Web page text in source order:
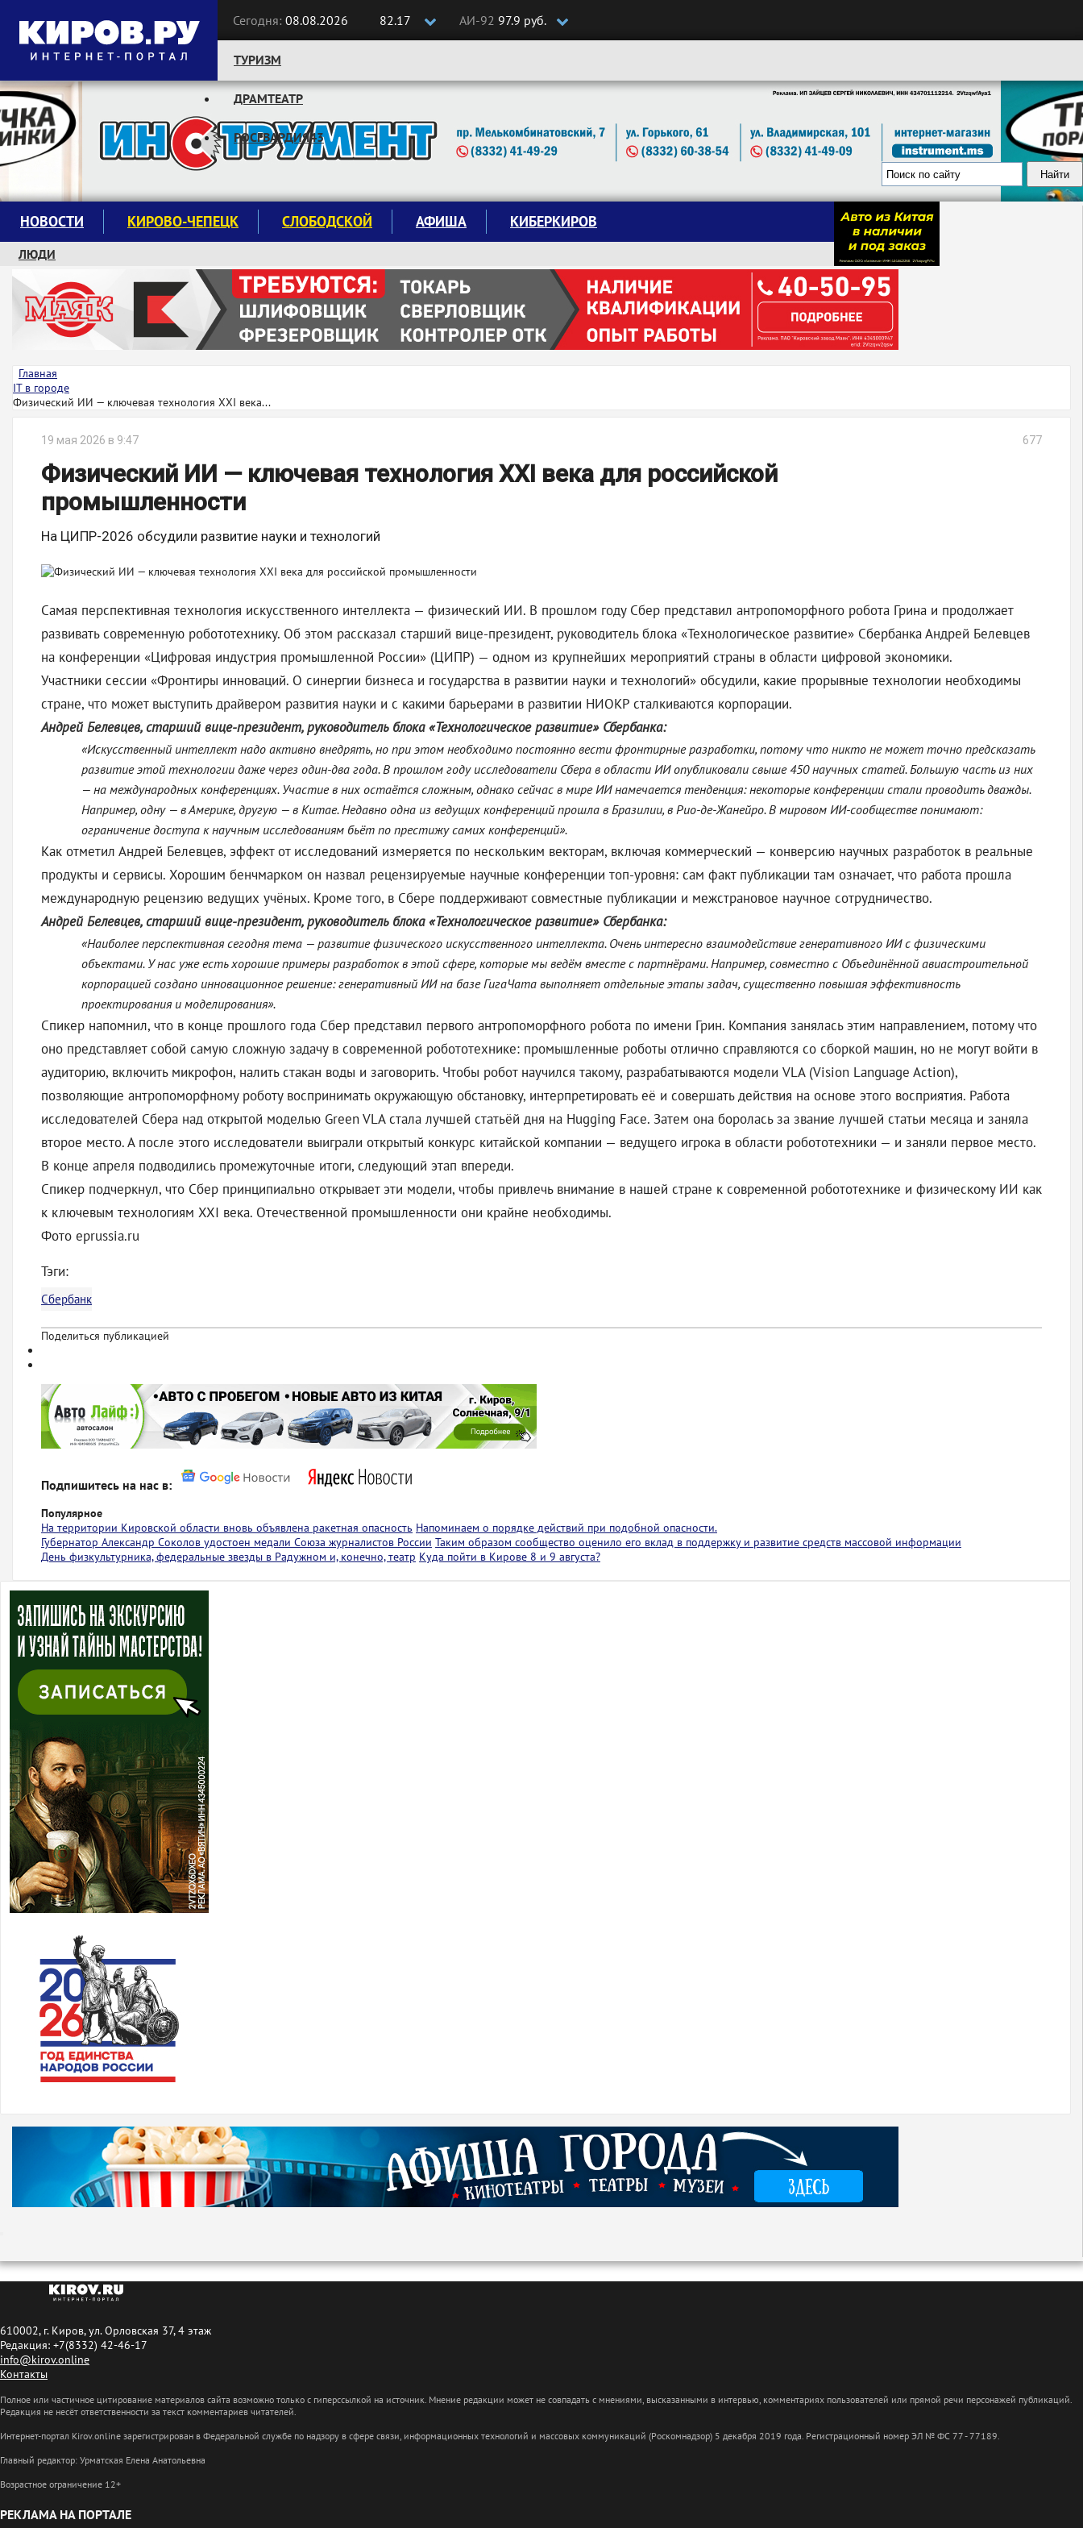
Сегодня: 08.08.2026 82.17 АИ-92 97.9 руб.
Следите за новостями:
ТУРИЗМ
ДРАМТЕАТР
РОСГВАРДИЯ43
НОВОСТИ КИРОВО-ЧЕПЕЦК СЛОБОДСКОЙ АФИША КИБЕРКИРОВ
ЛЮДИ
КРУЖКИ И СЕКЦИИ
ЗАВОДУ "МАЯК" 85 ЛЕТ
ЭКОЛОГИЯ
Главная
IT в городе
Физический ИИ — ключевая технология XXI века...
19 мая 2026 в 9:47 677
Физический ИИ — ключевая технология XXI века для российской
промышленности
На ЦИПР-2026 обсудили развитие науки и технологий
Самая перспективная технология искусственного интеллекта — физический ИИ. В прошлом году Сбер представил антропоморфного робота Грина и продолжает
развивать современную робототехнику. Об этом рассказал старший вице-президент, руководитель блока «Технологическое развитие» Сбербанка Андрей Белевцев
на конференции «Цифровая индустрия промышленной России» (ЦИПР) — одном из крупнейших мероприятий страны в области цифровой экономики.
Участники сессии «Фронтиры инноваций. О синергии бизнеса и государства в развитии науки и технологий» обсудили, какие прорывные технологии необходимы
стране, что может выступить драйвером развития науки и с какими барьерами в развитии НИОКР сталкиваются корпорации.
Андрей Белевцев, старший вице-президент, руководитель блока «Технологическое развитие» Сбербанка:
«Искусственный интеллект надо активно внедрять, но при этом необходимо постоянно вести фронтирные разработки, потому что никто не может точно предсказать
развитие этой технологии даже через один-два года. В прошлом году исследователи Сбера в области ИИ опубликовали свыше 450 научных статей. Большую часть из них
— на международных конференциях. Участие в них остаётся сложным, однако сейчас в мире ИИ намечается тенденция: некоторые конференции стали проводить дважды.
Например, одну — в Америке, другую — в Китае. Недавно одна из ведущих конференций прошла в Бразилии, в Рио-де-Жанейро. В мировом ИИ-сообществе понимают:
ограничение доступа к научным исследованиям бьёт по престижу самих конференций».
Как отметил Андрей Белевцев, эффект от исследований измеряется по нескольким векторам, включая коммерческий — конверсию научных разработок в реальные
продукты и сервисы. Хорошим бенчмарком он назвал рецензируемые научные конференции топ-уровня: сам факт публикации там означает, что работа прошла
международную рецензию ведущих учёных. Кроме того, в Сбере поддерживают совместные публикации и межстрановое научное сотрудничество.
Андрей Белевцев, старший вице-президент, руководитель блока «Технологическое развитие» Сбербанка:
«Наиболее перспективная сегодня тема — развитие физического искусственного интеллекта. Очень интересно взаимодействие генеративного ИИ с физическими
объектами. У нас уже есть хорошие примеры разработок в этой сфере, которые мы ведём вместе с партнёрами. Например, совместно с Объединённой авиастроительной
корпорацией создано инновационное решение: генеративный ИИ на базе ГигаЧата выполняет отдельные этапы задач, существенно повышая эффективность
проектирования и моделирования».
Спикер напомнил, что в конце прошлого года Сбер представил первого антропоморфного робота по имени Грин. Компания занялась этим направлением, потому что
оно представляет собой самую сложную задачу в современной робототехнике: промышленные роботы отлично справляются со сборкой машин, но не могут войти в
аудиторию, включить микрофон, налить стакан воды и заговорить. Чтобы робот научился такому, разрабатываются модели VLA (Vision Language Action),
позволяющие антропоморфному роботу воспринимать окружающую обстановку, интерпретировать её и совершать действия на основе этого восприятия. Работа
исследователей Сбера над открытой моделью Green VLA стала лучшей статьёй дня на Hugging Face. Затем она боролась за звание лучшей статьи месяца и заняла
второе место. А после этого исследователи выиграли открытый конкурс китайской компании — ведущего игрока в области робототехники — и заняли первое место.
В конце апреля подводились промежуточные итоги, следующий этап впереди.
Спикер подчеркнул, что Сбер принципиально открывает эти модели, чтобы привлечь внимание в нашей стране к современной робототехнике и физическому ИИ как
к ключевым технологиям XXI века. Отечественной промышленности они крайне необходимы.
Фото eprussia.ru
Тэги:
Сбербанк
Поделиться публикацией
Подпишитесь на нас в:
Популярное
На территории Кировской области вновь объявлена ракетная опасность Напоминаем о порядке действий при подобной опасности.
Губернатор Александр Соколов удостоен медали Союза журналистов России Таким образом сообщество оценило его вклад в поддержку и развитие средств массовой информации
День физкультурника, федеральные звезды в Радужном и, конечно, театр Куда пойти в Кирове 8 и 9 августа?
610002, г. Киров, ул. Орловская 37, 4 этаж
Редакция: +7(8332) 42-46-17
info@kirov.online
Контакты
Полное или частичное цитирование материалов сайта возможно только с гиперссылкой на источник. Мнение редакции может не совпадать с мнениями, высказанными в интервью, комментариях пользователей или прямой речи персонажей публикаций.
Редакция не несёт ответственности за текст комментариев читателей.
Интернет-портал Kirov.online зарегистрирован в Федеральной службе по надзору в сфере связи, информационных технологий и массовых коммуникаций (Роскомнадзор) 5 декабря 2019 года. Регистрационный номер ЭЛ № ФС 77 - 77189.
Главный редактор: Урматская Елена Анатольевна
Возрастное ограничение 12+
РЕКЛАМА НА ПОРТАЛЕ